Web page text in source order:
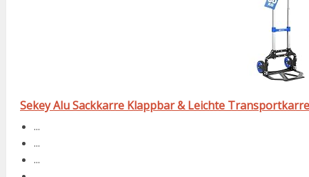
Sekey Alu Sackkarre Klappbar & Leichte
...
...
...